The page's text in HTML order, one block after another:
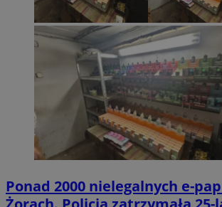
Ponad 2000 nielegalnych e-